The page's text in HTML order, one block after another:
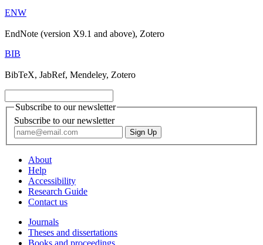
ENW
EndNote (version X9.1 and above), Zotero
BIB
BibTeX, JabRef, Mendeley, Zotero
Subscribe to our newsletter
Subscribe to our newsletter
About
Help
Accessibility
Research Guide
Contact us
Journals
Theses and dissertations